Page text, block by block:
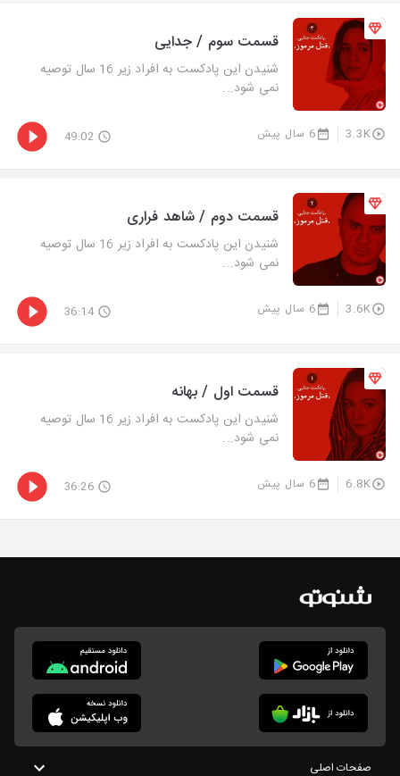
قسمت سوم / جدایی
شنیدن این پادکست به افراد زیر 16 سال توصیه
نمی شود...
3.3K 6 سال پیش 49:02
قسمت دوم / شاهد فراری
شنیدن این پادکست به افراد زیر 16 سال توصیه
نمی شود...
3.6K 6 سال پیش 36:14
قسمت اول / بهانه
شنیدن این پادکست به افراد زیر 16 سال توصیه
نمی شود...
6.8K 6 سال پیش 36:26
صفحات اصلی